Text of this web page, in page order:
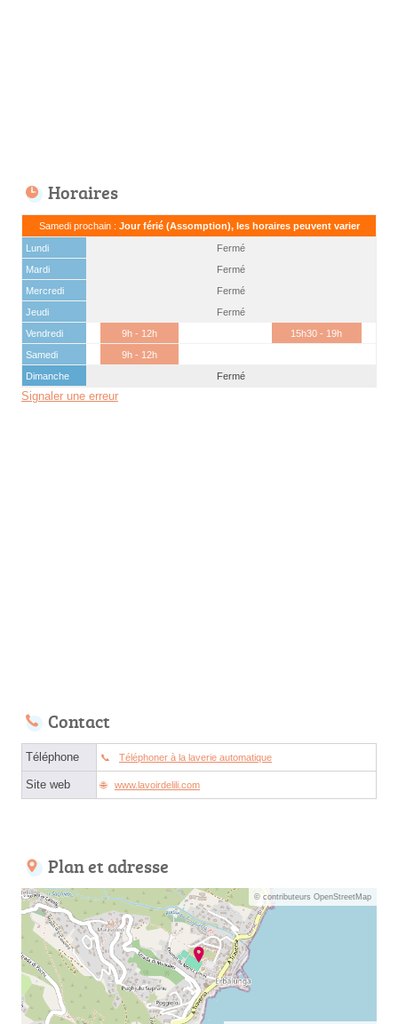
Horaires
Samedi prochain : Jour férié (Assomption), les horaires peuvent varier
Lundi
Fermé
Mardi
Fermé
Mercredi
Fermé
Jeudi
Fermé
Vendredi
9h - 12h
15h30 - 19h
Samedi
9h - 12h
Dimanche
Fermé
Signaler une erreur
Contact
Téléphone Téléphoner à la laverie automatique
Site web www.lavoirdelili.com
Plan et adresse
© contributeurs OpenStreetMap